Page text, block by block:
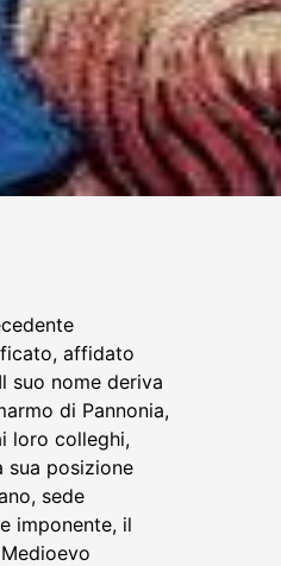
affidato
suo nome deriva
di Pannonia,
loro colleghi,
sua posizione
sede
imponente, il